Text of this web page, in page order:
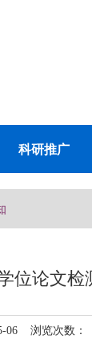
科研推广
位论文检
06 浏览次数：